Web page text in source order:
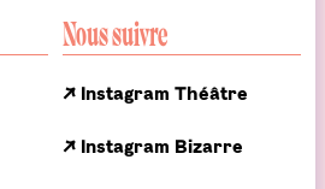
Nous suivre
↗ Instagram Théâtre
↗ Instagram Bizarre